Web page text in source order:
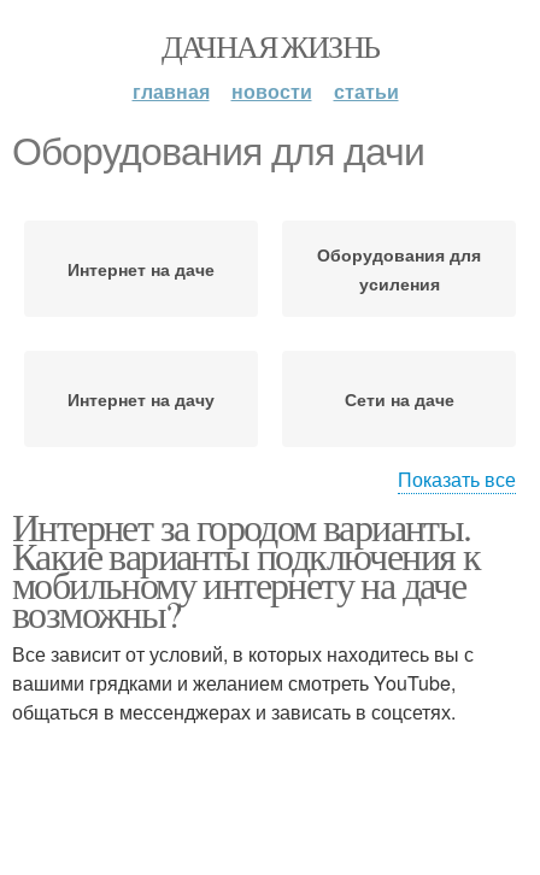
ДАЧНАЯ ЖИЗНЬ
главная новости статьи
Оборудования для дачи
Интернет на даче
Оборудования для
усиления
Интернет на дачу Сети на даче
Интернет для дачи
Показать все
Интернет за городом варианты.
Какие варианты подключения к
мобильному интернету на даче
возможны?
Все зависит от условий, в которых находитесь вы с
вашими грядками и желанием смотреть YouTube,
общаться в мессенджерах и зависать в соцсетях.